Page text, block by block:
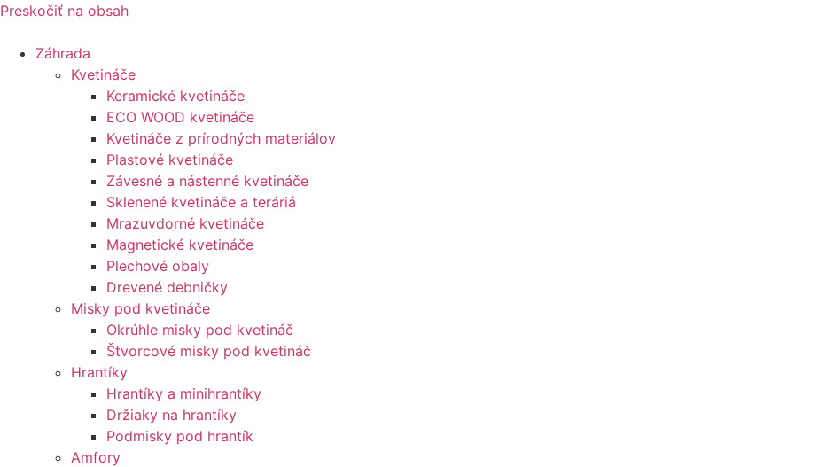
Preskočiť na obsah
Záhrada
Kvetináče
Keramické kvetináče
ECO WOOD kvetináče
Kvetináče z prírodných materiálov
Plastové kvetináče
Závesné a nástenné kvetináče
Sklenené kvetináče a teráriá
Mrazuvdorné kvetináče
Magnetické kvetináče
Plechové obaly
Drevené debničky
Misky pod kvetináče
Okrúhle misky pod kvetináč
Štvorcové misky pod kvetináč
Hrantíky
Hrantíky a minihrantíky
Držiaky na hrantíky
Podmisky pod hrantík
Amfory